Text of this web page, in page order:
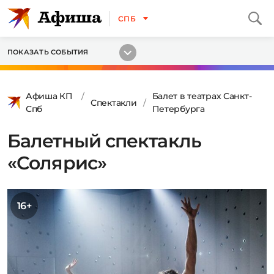
СПБ
ПОКАЗАТЬ СОБЫТИЯ
Афиша КП
Спб
Спектакли
Балет в театрах Санкт-
Петербурга
Балетный спектакль
«Солярис»
16+